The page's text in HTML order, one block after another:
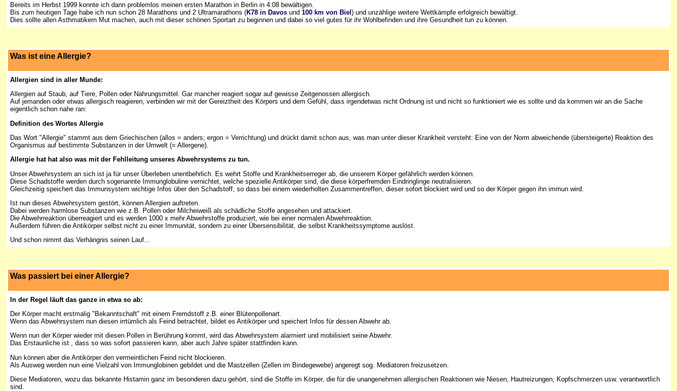
Bereits im Herbst 1999 konnte ich dann problemlos meinen ersten Marathon in Berlin in 4:08 bewältigen.
Bis zum heutigen Tage habe ich nun schon 28 Marathons und 2 Ultramarathons (K78 in Davos und 100 km von Biel ) und unzählige weitere Wettkämpfe erfolgreich bewältigt.
Dies sollte allen Asthmatikern Mut machen, auch mit dieser schönen Sportart zu beginnen und dabei so viel gutes für ihr Wohlbefinden und ihre Gesundheit tun zu können.
Was ist eine Allergie?
Allergien sind in aller Munde:
Allergien auf Staub, auf Tiere, Pollen oder Nahrungsmittel. Gar mancher reagiert sogar auf gewisse Zeitgenossen allergisch.
Auf jemanden oder etwas allergisch reagieren, verbinden wir mit der Gereiztheit des Körpers und dem Gefühl, dass irgendetwas nicht Ordnung ist und nicht so funktioniert wie es sollte und da kommen wir an die Sache
eigentlich schon nahe ran:
Definition des Wortes Allergie
Das Wort "Allergie" stammt aus dem Griechischen (allos = anders; ergon = Verrichtung) und drückt damit schon aus, was man unter dieser Krankheit versteht: Eine von der Norm abweichende (übersteigerte) Reaktion des
Organismus auf bestimmte Substanzen in der Umwelt (= Allergene).
Allergie hat hat also was mit der Fehlleitung unseres Abwehrsystems zu tun.
Unser Abwehrsystem an sich ist ja für unser Überleben unentbehrlich. Es wehrt Stoffe und Krankheitserreger ab, die unserem Körper gefährlich werden können.
Diese Schadstoffe werden durch sogenannte Immunglobuline vernichtet, welche spezielle Antikörper sind, die diese körperfremden Eindringlinge neutralisieren.
Gleichzeitig speichert das Immunsystem wichtige Infos über den Schadstoff, so dass bei einem wiederholten Zusammentreffen, dieser sofort blockiert wird und so der Körper gegen ihn immun wird.
Ist nun dieses Abwehrsystem gestört, können Allergien auftreten.
Dabei werden harmlose Substanzen wie z.B. Pollen oder Milcheiweiß als schädliche Stoffe angesehen und attackiert.
Die Abwehrreaktion überreagiert und es werden 1000 x mehr Abwehrstoffe produziert, wie bei einer normalen Abwehrreaktion.
Außerdem führen die Antikörper selbst nicht zu einer Immunität, sondern zu einer Übersensibilität, die selbst Krankheitssymptome auslöst.
Und schon nimmt das Verhängnis seinen Lauf...
Was passiert bei einer Allergie?
In der Regel läuft das ganze in etwa so ab:
Der Körper macht erstmalig "Bekanntschaft" mit einem Fremdstoff z.B. einer Blütenpollenart.
Wenn das Abwehrsystem nun diesen irrtümlich als Feind betrachtet, bildet es Antikörper und speichert Infos für dessen Abwehr ab.
Wenn nun der Körper wieder mit diesen Pollen in Berührung kommt, wird das Abwehrsystem alarmiert und mobilisiert seine Abwehr.
Das Erstaunliche ist , dass so was sofort passieren kann, aber auch Jahre später stattfinden kann.
Nun können aber die Antikörper den vermeintlichen Feind nicht blockieren.
Als Ausweg werden nun eine Vielzahl von Immunglobinen gebildet und die Mastzellen (Zellen im Bindegewebe) angeregt sog. Mediatoren freizusetzen.
Diese Mediatoren, wozu das bekannte Histamin ganz im besonderen dazu gehört, sind die Stoffe im Körper, die für die unangenehmen allergischen Reaktionen wie Niesen, Hautreizungen, Kopfschmerzen usw. verantwortlich
sind.